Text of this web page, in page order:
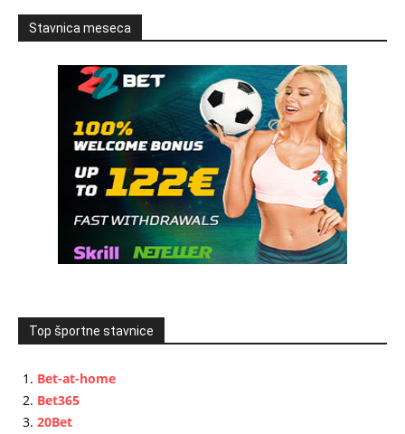
Stavnica meseca
Top športne stavnice
Bet-at-home
Bet365
20Bet